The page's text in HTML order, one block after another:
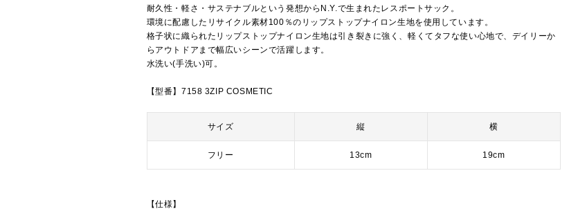
耐久性・軽さ・サステナブルという発想からN.Y.で生まれたレスポートサック。
環境に配慮したリサイクル素材100％のリップストップナイロン生地を使用しています。
格子状に織られたリップストップナイロン生地は引き裂きに強く、軽くてタフな使い心地で、デイリーか
らアウトドアまで幅広いシーンで活躍します。
水洗い(手洗い)可。
【型番】7158 3ZIP COSMETIC
サイズ 縦 横
フリー 13cm 19cm
【仕様】